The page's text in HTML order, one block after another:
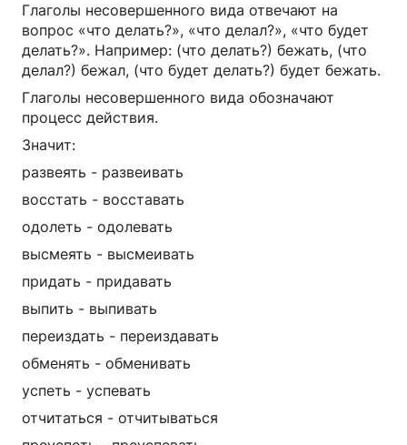
Литературное чтение, Подготовка к ОГЭ, Русский
язык
Глаголы несовершенного вида отвечают на
вопрос «что делать?», «что делал?», «что будет
делать?». Например: (что делать?) бежать, (что
делал?) бежал, (что будет делать?) будет бежать.
Глаголы несовершенного вида обозначают
процесс действия.
Значит:
развеять - развеивать
восстать - восставать
одолеть - одолевать
высмеять - высмеивать
придать - придавать
выпить - выпивать
переиздать - переиздавать
обменять - обменивать
успеть - успевать
отчитаться - отчитываться